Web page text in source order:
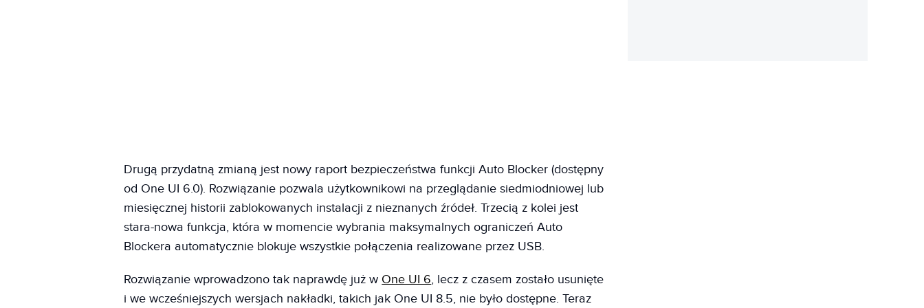
Drugą przydatną zmianą jest nowy raport bezpieczeństwa funkcji Auto Blocker (dostępny
od One UI 6.0). Rozwiązanie pozwala użytkownikowi na przeglądanie siedmiodniowej lub
miesięcznej historii zablokowanych instalacji z nieznanych źródeł. Trzecią z kolei jest
stara-nowa funkcja, która w momencie wybrania maksymalnych ograniczeń Auto
Blockera automatycznie blokuje wszystkie połączenia realizowane przez USB.
Rozwiązanie wprowadzono tak naprawdę już w One UI 6, lecz z czasem zostało usunięte
i we wcześniejszych wersjach nakładki, takich jak One UI 8.5, nie było dostępne. Teraz